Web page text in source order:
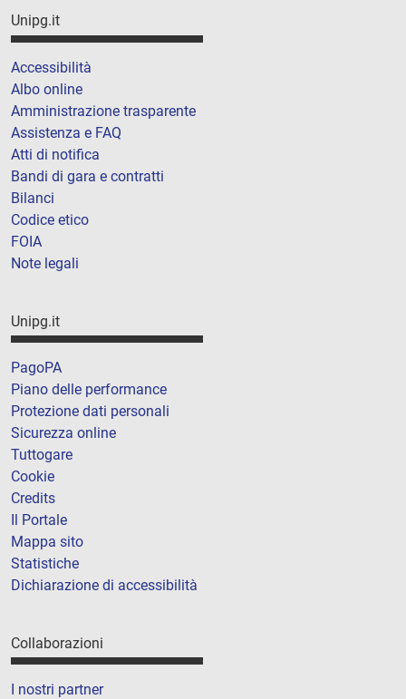
Unipg.it
Accessibilità
Albo online
Amministrazione trasparente
Assistenza e FAQ
Atti di notifica
Bandi di gara e contratti
Bilanci
Codice etico
FOIA
Note legali
Unipg.it
PagoPA
Piano delle performance
Protezione dati personali
Sicurezza online
Tuttogare
Cookie
Credits
Il Portale
Mappa sito
Statistiche
Dichiarazione di accessibilità
Collaborazioni
I nostri partner